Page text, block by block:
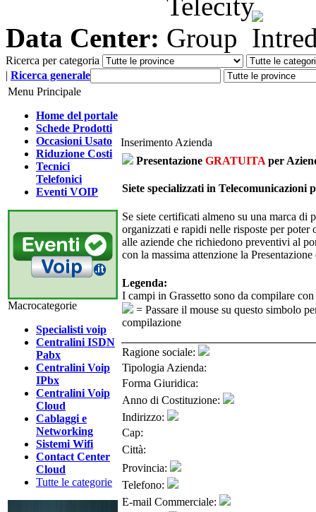
Data Center:
Ricerca per categoria
| Ricerca generale
Menu Principale
Home del portale
Schede Prodotti
Occasioni Usato
Riduzione Costi
Tecnici
Telefonici
Eventi VOIP
Macrocategorie
Specialisti voip
Centralini ISDN
Pabx
Centralini Voip
IPbx
Centralini Voip
Cloud
Cablaggi e
Networking
Sistemi Wifi
Contact Center
Cloud
Tutte le categorie
Inserimento Azienda
Presentazione GRATUITA per
Siete specializzati in Telecomunicazioni
Se siete certificati almeno su una marca di
organizzati e rapidi nelle risposte per
alle aziende che richiedono preventivi al
con la massima attenzione la
Legenda:
I campi in Grassetto sono da compilare
= Passare il mouse su questo simbolo
compilazione
Ragione sociale:
Tipologia Azienda:
Forma Giuridica:
Anno di Costituzione:
Indirizzo:
Cap:
Città:
Provincia:
Telefono:
E-mail Commerciale: